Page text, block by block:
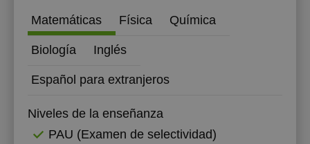
Matemáticas Física Química
Biología Inglés
Español para extranjeros
Niveles de la enseñanza
PAU (Examen de selectividad)